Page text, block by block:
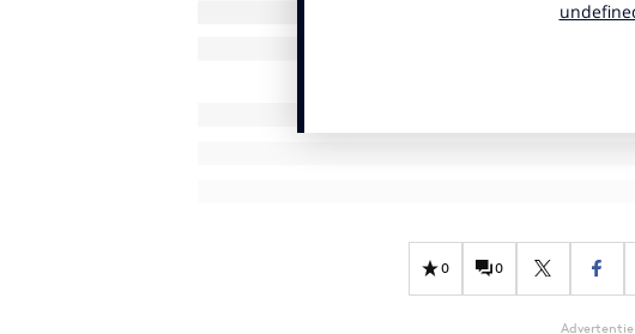
0 0
Advertentie